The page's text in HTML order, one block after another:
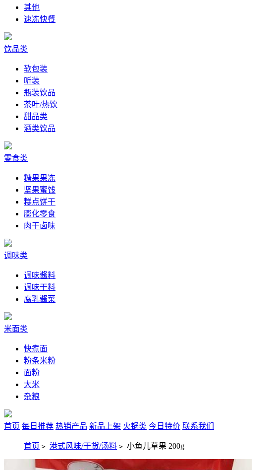
其他
速冻快餐
饮品类
软包装
听装
瓶装饮品
茶叶/热饮
甜品类
酒类饮品
零食类
糖果果冻
坚果蜜饯
糕点饼干
膨化零食
肉干卤味
调味类
调味酱料
调味干料
腐乳酱菜
米面类
快煮面
粉条米粉
面粉
大米
杂粮
首页 每日推荐 热销产品 新品上架 火锅类 今日特价 联系我们
首页 > 港式风味/干货/汤料 > 小鱼儿草果 200g